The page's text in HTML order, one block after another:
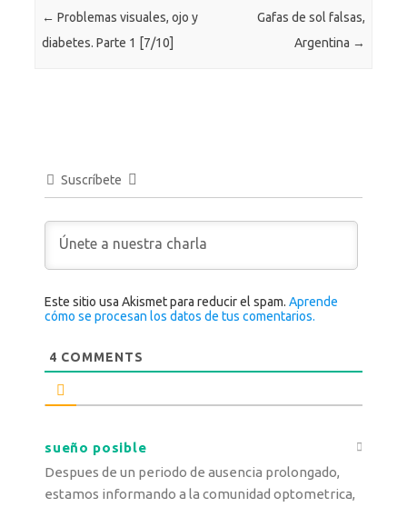
← Problemas visuales, ojo y
diabetes. Parte 1 [7/10]
Gafas de sol falsas,
Argentina →
Suscríbete
Este sitio usa Akismet para reducir el spam.Aprende
cómo se procesan los datos de tus comentarios.
4 COMMENTS
sueño posible
Despues de un periodo de ausencia prolongado,
estamos informando a la comunidad optometrica,